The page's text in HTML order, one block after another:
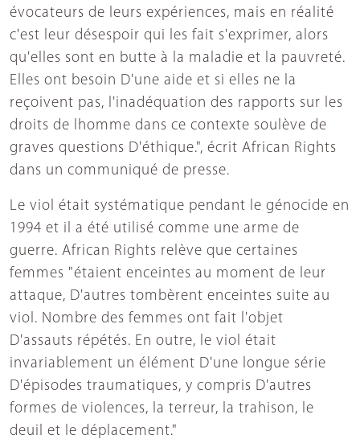
évocateurs de leurs expériences, mais en réalité
c'est leur désespoir qui les fait s'exprimer, alors
qu'elles sont en butte à la maladie et la pauvreté.
Elles ont besoin D'une aide et si elles ne la
reçoivent pas, l'inadéquation des rapports sur les
droits de lhomme dans ce contexte soulève de
graves questions D'éthique.", écrit African Rights
dans un communiqué de presse.
Le viol était systématique pendant le génocide en
1994 et il a été utilisé comme une arme de
guerre. African Rights relève que certaines
femmes "étaient enceintes au moment de leur
attaque, D'autres tombèrent enceintes suite au
viol. Nombre des femmes ont fait l'objet
D'assauts répétés. En outre, le viol était
invariablement un élément D'une longue série
D'épisodes traumatiques, y compris D'autres
formes de violences, la terreur, la trahison, le
deuil et le déplacement."